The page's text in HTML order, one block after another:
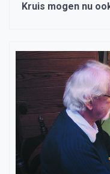
Kruis mogen nu